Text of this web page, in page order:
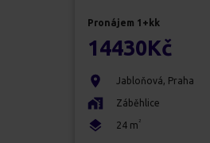
Pronájem 1+kk
14430Kč
Jabloňová, Praha
Záběhlice
24 m 2